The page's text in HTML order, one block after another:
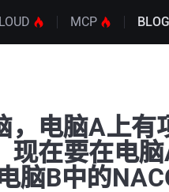
MCP BLOG
，电脑A上有
现在要在电
脑B中的